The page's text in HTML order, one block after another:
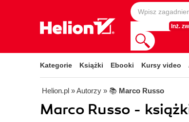
Inż.
Kategorie Książki Ebooki Kursy video
Helion.pl » Autorzy » 📚 Marco Russo
Marco Russo -